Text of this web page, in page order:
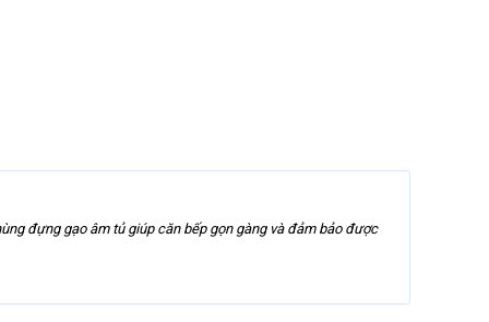
đựng gạo âm tủ giúp căn bếp gọn gàng và đảm bảo được